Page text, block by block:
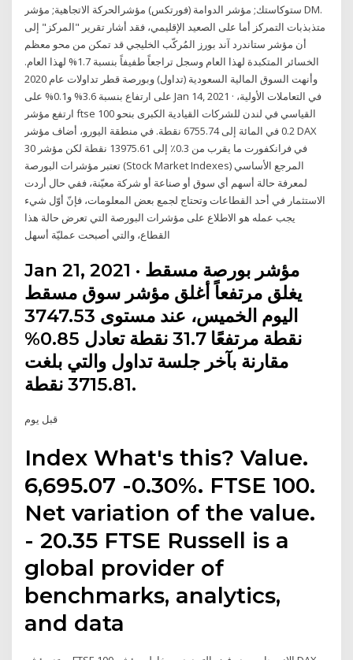
ستوكاستك; مؤشر الدوامة (فورتكس) مؤشرالحركة الاتجاهية; مؤشر DM.
متذبذبات التمركز أما على الصعيد الإقليمي، فقد أشار تقرير "المركز" إلى
أن مؤشر ستاندرد آند بورز المُركّب الخليجي قد تمكن من محو معظم
الخسائر المتكبدة لهذا العام وسجل تراجعاً طفيفاً بنسبة 1.7% لهذا العام.
وأنهت السوق المالية السعودية (تداول) وبورصة قطر تداولات عام 2020
على ارتفاع بنسبة 3.6% و0.1% على Jan 14, 2021 · في التعاملات الأولية،
ارتفع مؤشر ftse 100 القياسي في لندن للشركات القيادية الكبرى بنحو
0.2 في المائة إلى 6755.74 نقطة. في منطقة اليورو، أضاف مؤشر DAX
30 في فرانكفورت ما يقرب من 0.3٪ إلى 13975.61 نقطة لكن مؤشر
تعتبر مؤشرات البورصة (Stock Market Indexes) المرجع الأساسي
لمعرفة حالة أسهم أي سوق أو صناعة أو شركة معيّنة، ففي حال أردت
الاستثمار في أحد القطاعات وتحتاج لجمع بعض المعلومات، فإنّ أوّل شيء
يجب عمله هو الاطلاع على مؤشرات البورصة التي تعرض حالة هذا
القطاع، والتي أصبحت عمليّة أسهل
Jan 21, 2021 · مؤشر بورصة مسقط
يغلق مرتفعاً أغلق مؤشر سوق مسقط
اليوم الخميس، عند مستوى 3747.53
نقطة مرتفعًا 31.7 نقطة تعادل 0.85%
مقارنة بآخر جلسة تداول والتي بلغت
3715.81 نقطة.
قبل يوم
Index What's this? Value.
6,695.07 -0.30%. FTSE 100.
Net variation of the value.
- 20.35 FTSE Russell is a
global provider of
benchmarks, analytics,
and data